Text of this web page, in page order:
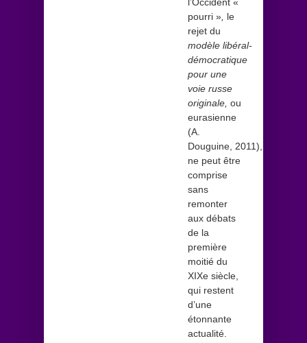
pourri » le
rejet du
modèle libéral-
démocratique
pour une
voie russe
originale, ou
eurasienne
(A.
Douguine, 2011),
ne peut être
comprise
sans
remonter
aux débats
de la
première
moitié du
XIXe siècle,
qui restent
d’une
étonnante
actualité.